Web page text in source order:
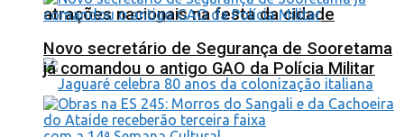
atrações nacionais na festa da cidade
Novo secretário de Segurança de Sooretama
já comandou o antigo GAO da Polícia Militar